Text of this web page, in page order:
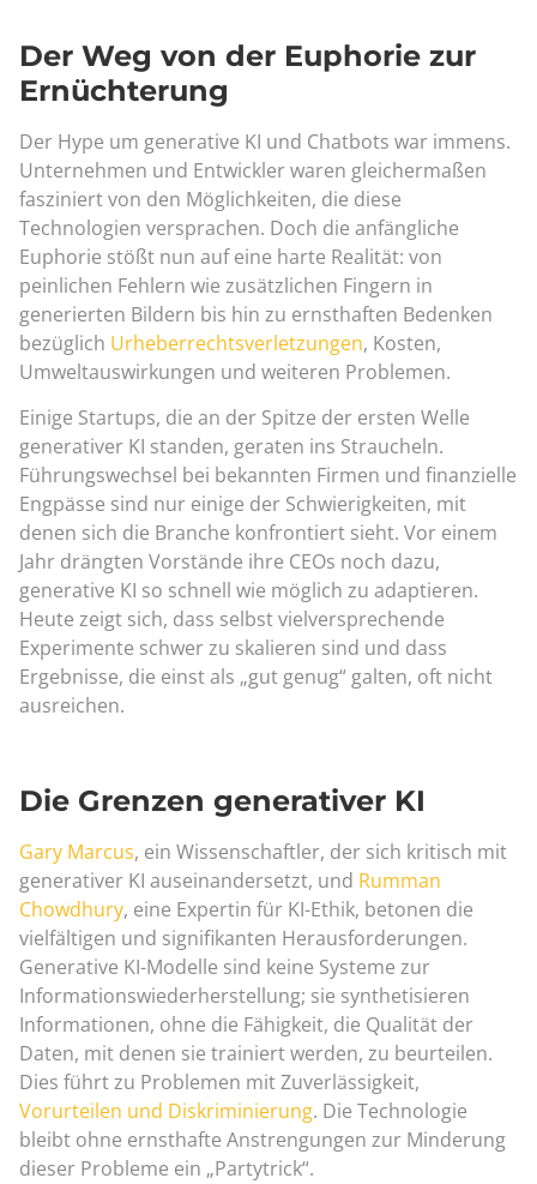
Der Weg von der Euphorie zur
Ernüchterung
Der Hype um generative KI und Chatbots war immens.
Unternehmen und Entwickler waren gleichermaßen
fasziniert von den Möglichkeiten, die diese
Technologien versprachen. Doch die anfängliche
Euphorie stößt nun auf eine harte Realität: von
peinlichen Fehlern wie zusätzlichen Fingern in
generierten Bildern bis hin zu ernsthaften Bedenken
bezüglich Urheberrechtsverletzungen, Kosten,
Umweltauswirkungen und weiteren Problemen.
Einige Startups, die an der Spitze der ersten Welle
generativer KI standen, geraten ins Straucheln.
Führungswechsel bei bekannten Firmen und finanzielle
Engpässe sind nur einige der Schwierigkeiten, mit
denen sich die Branche konfrontiert sieht. Vor einem
Jahr drängten Vorstände ihre CEOs noch dazu,
generative KI so schnell wie möglich zu adaptieren.
Heute zeigt sich, dass selbst vielversprechende
Experimente schwer zu skalieren sind und dass
Ergebnisse, die einst als „gut genug“ galten, oft nicht
ausreichen.
Die Grenzen generativer KI
Gary Marcus, ein Wissenschaftler, der sich kritisch mit
generativer KI auseinandersetzt, und Rumman
Chowdhury, eine Expertin für KI-Ethik, betonen die
vielfältigen und signifikanten Herausforderungen.
Generative KI-Modelle sind keine Systeme zur
Informationswiederherstellung; sie synthetisieren
Informationen, ohne die Fähigkeit, die Qualität der
Daten, mit denen sie trainiert werden, zu beurteilen.
Dies führt zu Problemen mit Zuverlässigkeit,
Vorurteilen und Diskriminierung. Die Technologie
bleibt ohne ernsthafte Anstrengungen zur Minderung
dieser Probleme ein „Partytrick“.